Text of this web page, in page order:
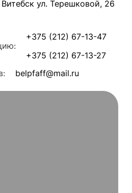
ул. Терешковой, 26
+375 (212) 67-13-47
+375 (212) 67-13-27
belpfaff@mail.ru